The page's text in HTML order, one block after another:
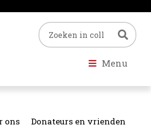
Trefwoord
Menu
ons
Donateurs en vrienden